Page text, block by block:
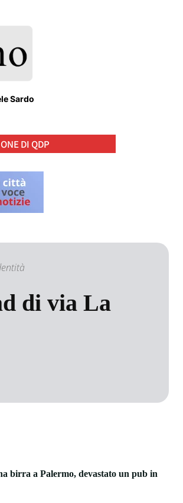
Sardo
DI QDP
di via La
birra a Palermo, devastato un pub in